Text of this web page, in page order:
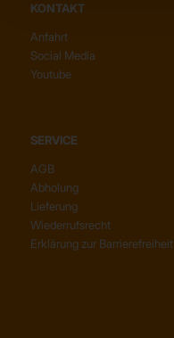
KONTAKT
Anfahrt
Social Media
Youtube
SERVICE
AGB
Abholung
Lieferung
Wiederrufsrecht
Erklärung zur Barrierefreiheit